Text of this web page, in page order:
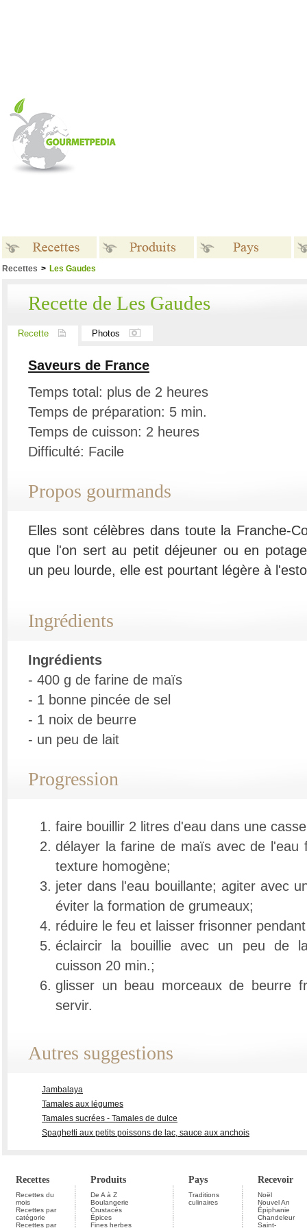
Recettes > Les Gaudes
Recette de Les Gaudes
Recette Photos
Saveurs de France
Temps total: plus de 2 heures
Temps de préparation: 5 min.
Temps de cuisson: 2 heures
Difficulté: Facile
Propos gourmands
Elles sont célèbres dans toute la Franche-
que l'on sert au petit déjeuner ou en
un peu lourde, elle est pourtant légère à
Ingrédients
Ingrédients
- 400 g de farine de maïs
- 1 bonne pincée de sel
- 1 noix de beurre
- un peu de lait
Progression
faire bouillir 2 litres d'eau dans une
délayer la farine de maïs avec de l'eau
texture homogène;
jeter dans l'eau bouillante; agiter avec
éviter la formation de grumeaux;
réduire le feu et laisser frisonner
éclaircir la bouillie avec un peu de
cuisson 20 min.;
glisser un beau morceaux de beurre
servir.
Autres suggestions
Jambalaya
Tamales aux légumes
Tamales sucrées - Tamales de dulce
Spaghetti aux petits poissons de lac, sauce aux anchois
Recettes Produits Pays Recevoir
Recettes du
mois
Recettes par
catégorie
Recettes par
De A à Z
Boulangerie
Crustacés
Épices
Fines herbes
Traditions
culinaires
Noël
Nouvel An
Épiphanie
Chandeleur
Saint-